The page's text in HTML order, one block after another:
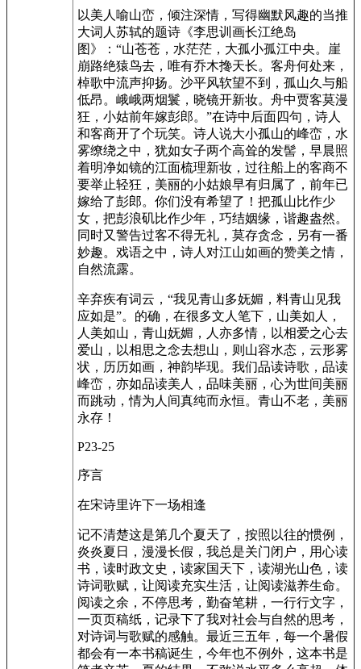
以美人喻山峦，倾注深情，写得幽默风趣的当推
大词人苏轼的题诗《李思训画长江绝岛
图》：“山苍苍，水茫茫，大孤小孤江中央。崖
崩路绝猿鸟去，唯有乔木搀天长。客舟何处来，
棹歌中流声抑扬。沙平风软望不到，孤山久与船
低昂。峨峨两烟鬟，晓镜开新妆。舟中贾客莫漫
狂，小姑前年嫁彭郎。”在诗中后面四句，诗人
和客商开了个玩笑。诗人说大小孤山的峰峦，水
雾缭绕之中，犹如女子两个高耸的发髻，早晨照
着明净如镜的江面梳理新妆，过往船上的客商不
要举止轻狂，美丽的小姑娘早有归属了，前年已
嫁给了彭郎。你们没有希望了！把孤山比作少
女，把彭浪矶比作少年，巧结姻缘，谐趣盎然。
同时又警告过客不得无礼，莫存贪念，另有一番
妙趣。戏语之中，诗人对江山如画的赞美之情，
自然流露。
辛弃疾有词云，“我见青山多妩媚，料青山见我
应如是”。的确，在很多文人笔下，山美如人，
人美如山，青山妩媚，人亦多情，以相爱之心去
爱山，以相思之念去想山，则山容水态，云形雾
状，历历如画，神韵毕现。我们品读诗歌，品读
峰峦，亦如品读美人，品味美丽，心为世间美丽
而跳动，情为人间真纯而永恒。青山不老，美丽
永存！
P23-25
序言
在宋诗里许下一场相逢
记不清楚这是第几个夏天了，按照以往的惯例，
炎炎夏日，漫漫长假，我总是关门闭户，用心读
书，读时政文史，读家国天下，读湖光山色，读
诗词歌赋，让阅读充实生活，让阅读滋养生命。
阅读之余，不停思考，勤奋笔耕，一行行文字，
一页页稿纸，记录下了我对社会与自然的思考，
对诗词与歌赋的感触。最近三五年，每一个暑假
都会有一本书稿诞生，今年也不例外，这本书是